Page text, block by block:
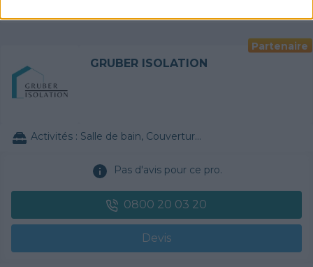
Partenaire
GRUBER ISOLATION
Activités : Salle de bain, Couverture tuiles / petits éléments, Isolation thermique des murs intérieurs, Gros œuvre, Plâtre traditionnel, Chauffage Fioul, Bétons cirés
Pas d'avis pour ce pro.
0800 20 03 20
Devis